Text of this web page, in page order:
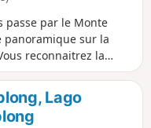
passe par le Monte
panoramique sur la
reconnaitrez la
de la Becca
s'effectue en
Lago